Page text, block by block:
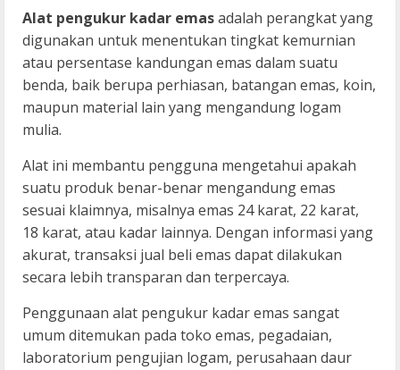
Alat pengukur kadar emasadalah perangkat yang
digunakan untuk menentukan tingkat kemurnian
atau persentase kandungan emas dalam suatu
benda, baik berupa perhiasan, batangan emas, koin,
maupun material lain yang mengandung logam
mulia.
Alat ini membantu pengguna mengetahui apakah
suatu produk benar-benar mengandung emas
sesuai klaimnya, misalnya emas 24 karat, 22 karat,
18 karat, atau kadar lainnya. Dengan informasi yang
akurat, transaksi jual beli emas dapat dilakukan
secara lebih transparan dan terpercaya.
Penggunaan alat pengukur kadar emas sangat
umum ditemukan pada toko emas, pegadaian,
laboratorium pengujian logam, perusahaan daur